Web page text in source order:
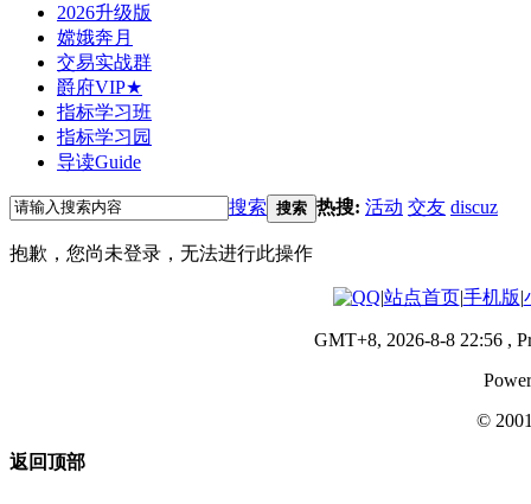
2026升级版
嫦娥奔月
交易实战群
爵府VIP★
指标学习班
指标学习园
导读Guide
搜索 搜索 热搜: 活动 交友 discuz
抱歉，您尚未登录，无法进行此操作
|站点首页|手机版|
GMT+8, 2026-8-8 22:56,
©
返回顶部